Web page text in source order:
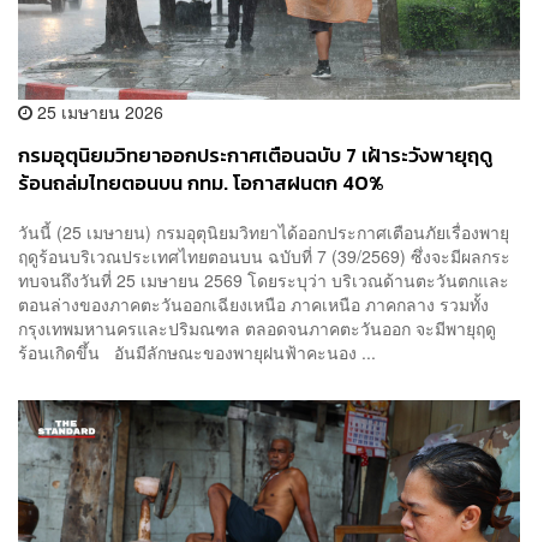
25 เมษายน 2026
กรมอุตุนิยมวิทยาออกประกาศเตือนฉบับ 7 เฝ้าระวังพายุฤดู
ร้อนถล่มไทยตอนบน กทม. โอกาสฝนตก 40%
วันนี้ (25 เมษายน) กรมอุตุนิยมวิทยาได้ออกประกาศเตือนภัยเรื่องพายุ
ฤดูร้อนบริเวณประเทศไทยตอนบน ฉบับที่ 7 (39/2569) ซึ่งจะมีผลกระ
ทบจนถึงวันที่ 25 เมษายน 2569 โดยระบุว่า บริเวณด้านตะวันตกและ
ตอนล่างของภาคตะวันออกเฉียงเหนือ ภาคเหนือ ภาคกลาง รวมทั้ง
กรุงเทพมหานครและปริมณฑล ตลอดจนภาคตะวันออก จะมีพายุฤดู
ร้อนเกิดขึ้น อันมีลักษณะของพายุฝนฟ้าคะนอง ...